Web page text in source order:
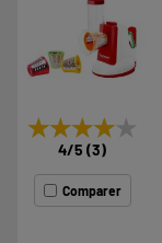
★★★★★
★★★★★
4/5 (3)
Comparer